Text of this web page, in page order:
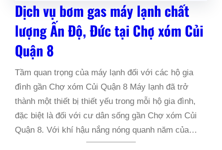
Dịch vụ bơm gas máy lạnh chất
lượng Ấn Độ, Đức tại Chợ xóm Củi
Quận 8
Tầm quan trọng của máy lạnh đối với các hộ gia
đình gần Chợ xóm Củi Quận 8 Máy lạnh đã trở
thành một thiết bị thiết yếu trong mỗi hộ gia đình,
đặc biệt là đối với cư dân sống gần Chợ xóm Củi
Quận 8. Với khí hậu nắng nóng quanh năm của…